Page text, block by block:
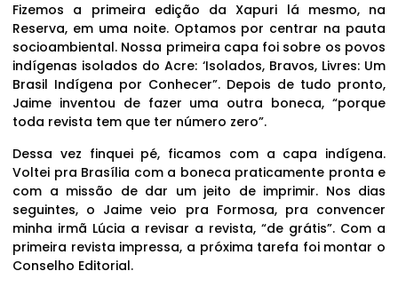
Fizemos a primeira edição da Xapuri lá mesmo, na
Reserva, em uma noite. Optamos por centrar na pauta
socioambiental. Nossa primeira capa foi sobre os povos
indígenas isolados do Acre: ‘Isolados, Bravos, Livres: Um
Brasil Indígena por Conhecer”. Depois de tudo pronto,
Jaime inventou de fazer uma outra boneca, “porque
toda revista tem que ter número zero”.
Dessa vez finquei pé, ficamos com a capa indígena.
Voltei pra Brasília com a boneca praticamente pronta e
com a missão de dar um jeito de imprimir. Nos dias
seguintes, o Jaime veio pra Formosa, pra convencer
minha irmã Lúcia a revisar a revista, “de grátis”. Com a
primeira revista impressa, a próxima tarefa foi montar o
Conselho Editorial.